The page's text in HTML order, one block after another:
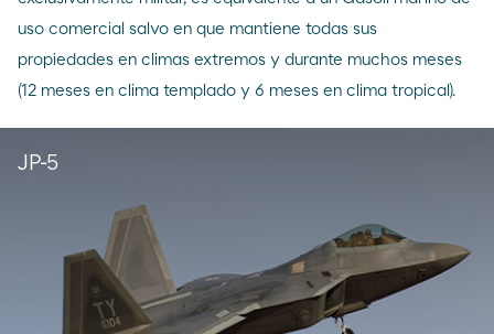
uso comercial salvo en que mantiene todas sus
propiedades en climas extremos y durante muchos meses
(12 meses en clima templado y 6 meses en clima tropical).
JP-5